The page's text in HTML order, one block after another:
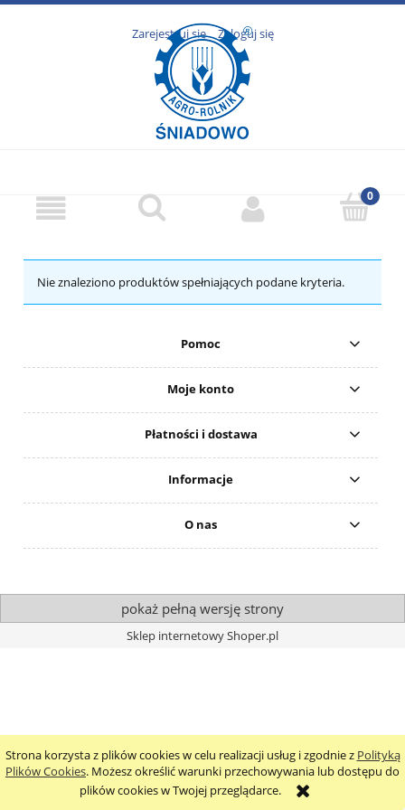
Strona korzysta z plików cookies w celu realizacji usług i zgodnie z Polityką
Plików Cookies. Możesz określić warunki przechowywania lub dostępu do
plików cookies w Twojej przeglądarce.
Zarejestruj się Zaloguj się
Nie znaleziono produktów spełniających podane kryteria.
Pomoc
Moje konto
Płatności i dostawa
Informacje
O nas
pokaż pełną wersję strony
Sklep internetowy Shoper.pl